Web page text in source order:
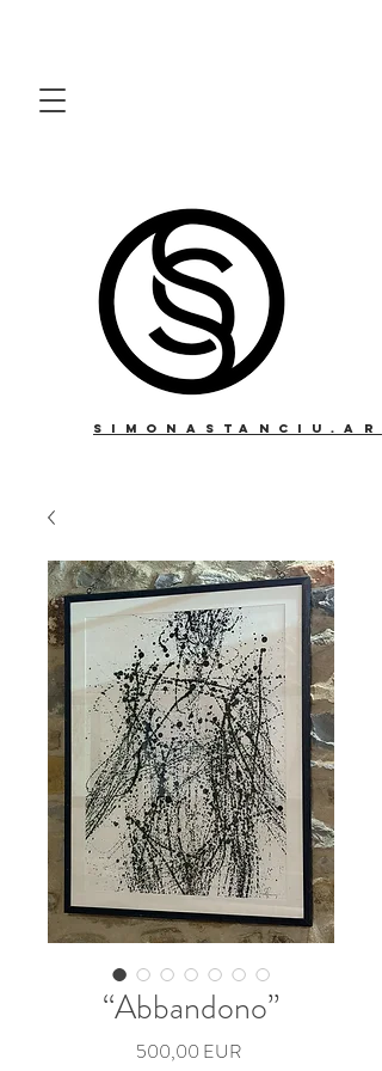
“Abbandono”
500,00 EURPreț